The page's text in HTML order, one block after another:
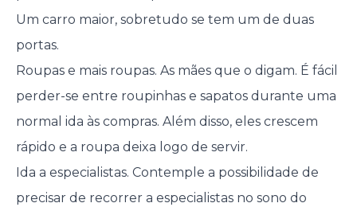
Um carro maior, sobretudo se tem um de duas
portas.
Roupas e mais roupas. As mães que o digam. É fácil
perder-se entre roupinhas e sapatos durante uma
normal ida às compras. Além disso, eles crescem
rápido e a roupa deixa logo de servir.
Ida a especialistas. Contemple a possibilidade de
precisar de recorrer a especialistas no sono do